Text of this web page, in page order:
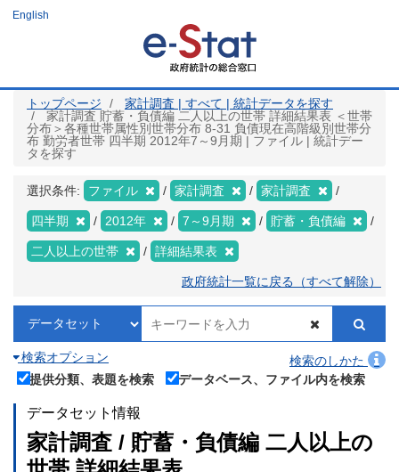
ツ
English
トップページ
家計調査 | すべて | 統計データを探す
家計調査 貯蓄・負債編 二人以上の世帯 詳細結果表 ＜世帯
分布＞各種世帯属性別世帯分布 8-31 負債現在高階級別世帯分
布 勤労者世帯 四半期 2012年7～9月期 | ファイル | 統計デー
タを探す
選択条件: ファイル 家計調査 家計調査
四半期 2012年 7～9月期 貯蓄・負債編
二人以上の世帯 詳細結果表
政府統計一覧に戻る（すべて解除）
検索オプション
検索のしかた
提供分類、表題を検索
データベース、ファイル内を検索
データセット情報
家計調査 / 貯蓄・負債編 二人以上の